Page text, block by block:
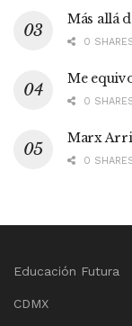
Más allá
0
Me
0
Marx
0
Educación Futura
CDMX